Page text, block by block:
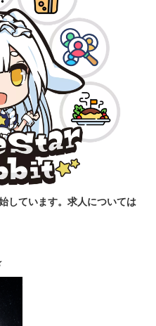
しています。求人については